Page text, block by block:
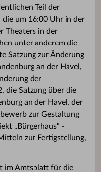
Teil der
die um 16:00 Uhr in der
Theaters in der
unter anderem die
Satzung zur Änderung
an der Havel,
der
die Satzung über die
an der Havel, der
zur Gestaltung
„Bürgerhaus“ -
zur Fertigstellung,
im Amtsblatt für die